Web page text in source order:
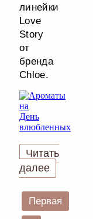
линейки
Love
Story
от
бренда
Chloe.
Читать
далее
Первая